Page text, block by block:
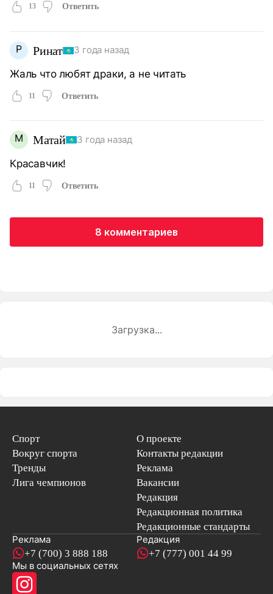
13 Ответить
Р Ринат 3 года назад
Жаль что любят драки, а не читать
11 Ответить
М Матай 3 года назад
Красавчик!
11 Ответить
8 комментариев
Загрузка...
Спорт
Вокруг спорта
Тренды
Лига чемпионов
О проекте
Контакты редакции
Реклама
Вакансии
Редакция
Редакционная политика
Редакционные стандарты
Реклама
+7 (700) 3 888 188
Редакция
+7 (777) 001 44 99
Мы в социальных сетях